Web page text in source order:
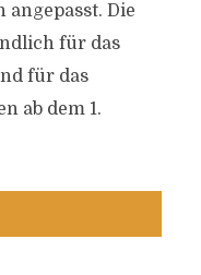
Die
für das
für das
ab dem 1.